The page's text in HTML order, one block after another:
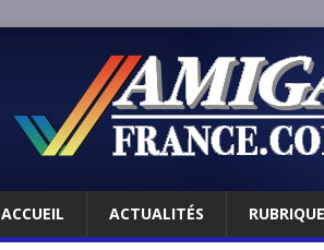
ACCUEIL ACTUALITÉS